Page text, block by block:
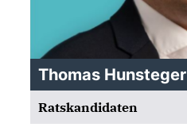
Thomas Hunsteger
Ratskandidaten